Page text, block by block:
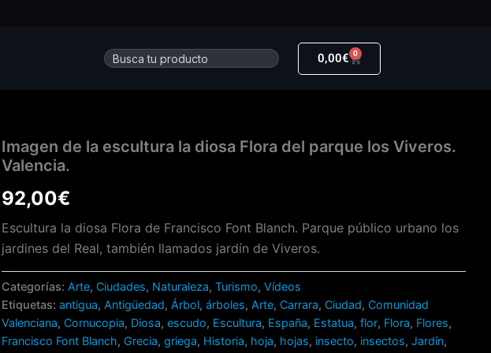
Buscar 0,00€ 0
Carrito
Imagen de la escultura la diosa Flora del parque los Viveros.
Valencia.
92,00€
Escultura la diosa Flora de Francisco Font Blanch. Parque público urbano los
jardines del Real, también llamados jardín de Viveros.
Categorías: Arte,Ciudades, Naturaleza,Turismo,Vídeos
Etiquetas:antigua, Antigüedad, Árbol,árboles, Arte,Carrara,Ciudad,Comunidad
Valenciana,Cornucopia, Diosa,escudo, Escultura, España, Estatua,flor, Flora, Flores,
Francisco Font Blanch,Grecia,griega, Historia, hoja, hojas, insecto, insectos,Jardín,
Imagen
de
la
escultura
la
diosa
del
parque
los
Viveros.
Valencia.